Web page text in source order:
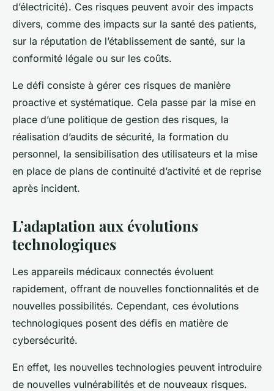
d’électricité). Ces risques peuvent avoir des impacts
divers, comme des impacts sur la santé des patients,
sur la réputation de l’établissement de santé, sur la
conformité légale ou sur les coûts.
Le défi consiste à gérer ces risques de manière
proactive et systématique. Cela passe par la mise en
place d’une politique de gestion des risques, la
réalisation d’audits de sécurité, la formation du
personnel, la sensibilisation des utilisateurs et la mise
en place de plans de continuité d’activité et de reprise
après incident.
L’adaptation aux évolutions
technologiques
Les appareils médicaux connectés évoluent
rapidement, offrant de nouvelles fonctionnalités et de
nouvelles possibilités. Cependant, ces évolutions
technologiques posent des défis en matière de
cybersécurité.
En effet, les nouvelles technologies peuvent introduire
de nouvelles vulnérabilités et de nouveaux risques.